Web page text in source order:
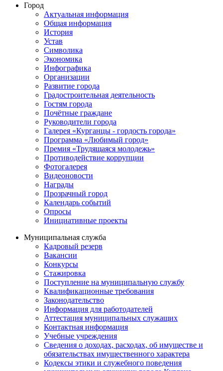
Город
Актуальная информация
Общая информация
История
Устав
Символика
Экономика
Инфографика
Организации
Развитие города
Градостроительная деятельность
Гостям города
Почётные граждане
Руководители города
Галерея «Курганцы - гордость города»
Программа «Любимый город»
Премия «Трудящаяся молодежь»
Противодействие коррупции
Фотогалерея
Видеоновости
Награды
Прозрачный город
Календарь событий
Опросы
Инициативные проекты
Муниципальная служба
Кадровый резерв
Вакансии
Конкурсы
Стажировка
Поступление на муниципальную службу
Квалификационные требования
Законодательство
Информация для работодателей
Аттестация муниципальных служащих
Контактная информация
Учебные учреждения
Сведения о доходах, расходах, об имуществе и
обязательствах имущественного характера
Кодексы этики и служебного поведения